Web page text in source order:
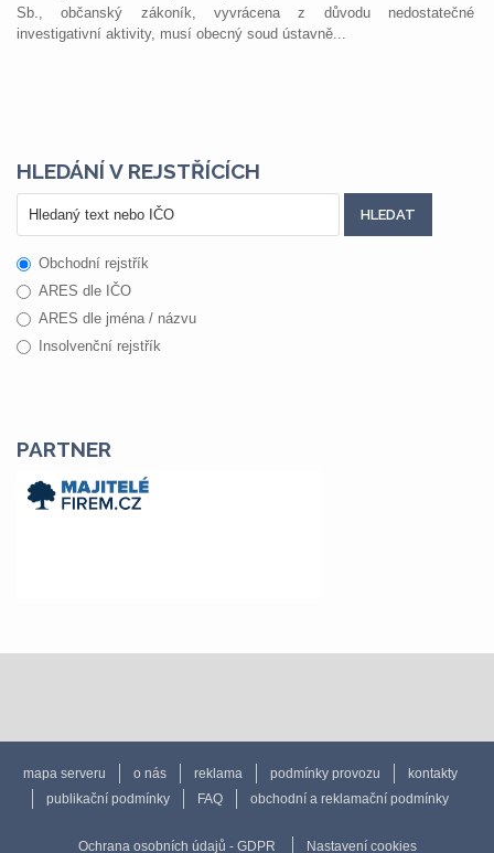
Sb., občanský zákoník, vyvrácena z důvodu nedostatečné
investigativní aktivity, musí obecný soud ústavně...
HLEDÁNÍ V REJSTŘÍCÍCH
Obchodní rejstřík
ARES dle IČO
ARES dle jména / názvu
Insolvenční rejstřík
PARTNER
mapa serveru o nás reklama podmínky provozu
kontakty
publikační podmínky
FAQ obchodní a reklamační podmínky
Ochrana osobních údajů - GDPR Nastavení cookies